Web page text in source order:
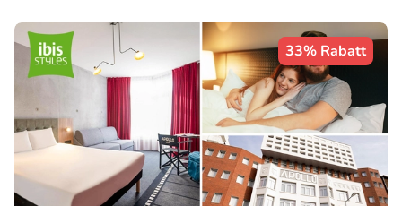
33% Rabatt